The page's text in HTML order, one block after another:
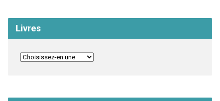
Livres